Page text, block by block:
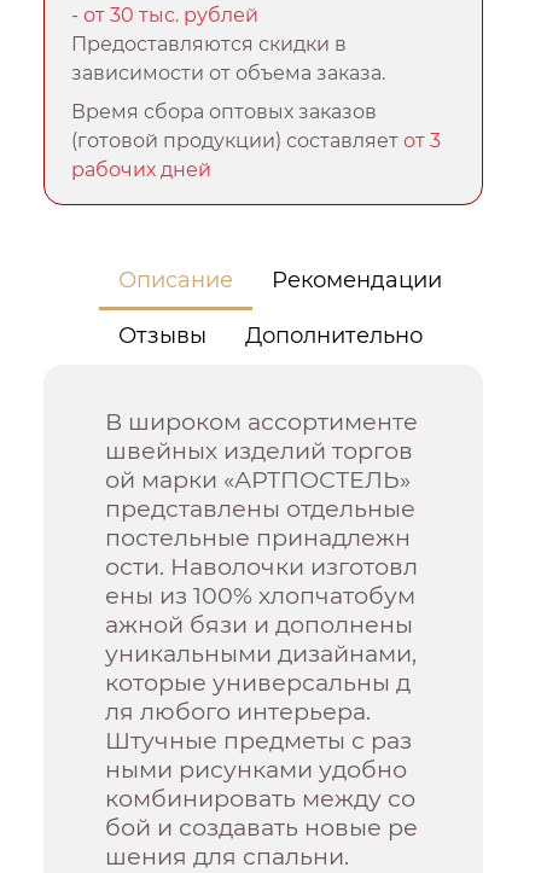
-от 30 тыс. рублей
Предоставляются скидки в
зависимости от объема заказа.
Время сбора оптовых заказов
(готовой продукции) составляетот 3
рабочих дней
Описание Рекомендации
Отзывы Дополнительно
В широком ассортименте
швейных изделий торгов
ой марки «АРТПОСТЕЛЬ»
представлены отдельные
постельные принадлежн
ости. Наволочки изготовл
ены из 100% хлопчатобум
ажной бязи и дополнены
уникальными дизайнами,
которые универсальны д
ля любого интерьера.
Штучные предметы с раз
ными рисунками удобно
комбинировать между со
бой и создавать новые ре
шения для спальни.